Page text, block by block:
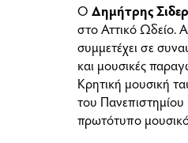
ΟΔημήτρης
στο Αττικό Ωδείο.
συμμετέχει σε
και μουσικές
Κρητική μουσική
του
πρωτότυπο